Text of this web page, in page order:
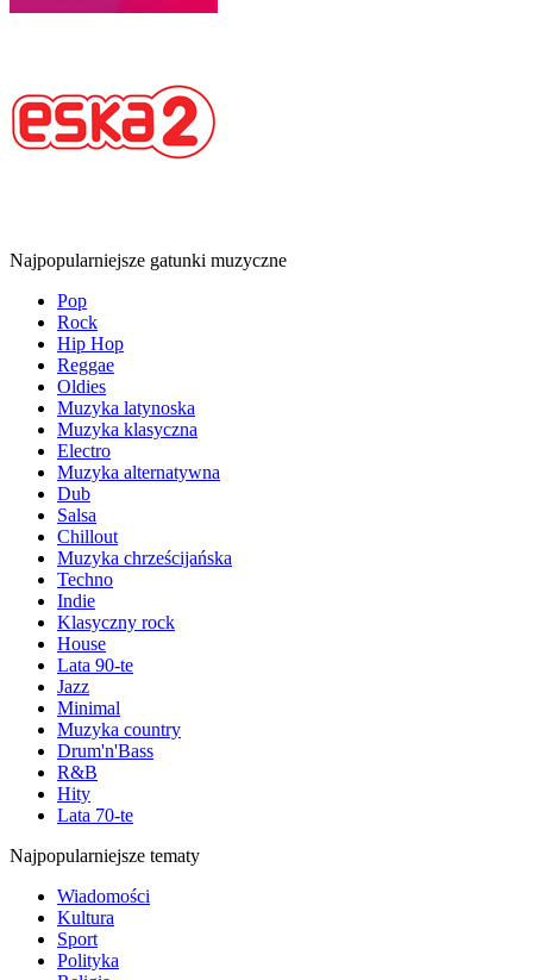
Najpopularniejsze gatunki muzyczne
Pop
Rock
Hip Hop
Reggae
Oldies
Muzyka latynoska
Muzyka klasyczna
Electro
Muzyka alternatywna
Dub
Salsa
Chillout
Muzyka chrześcijańska
Techno
Indie
Klasyczny rock
House
Lata 90-te
Jazz
Minimal
Muzyka country
Drum'n'Bass
R&B
Hity
Lata 70-te
Najpopularniejsze tematy
Wiadomości
Kultura
Sport
Polityka